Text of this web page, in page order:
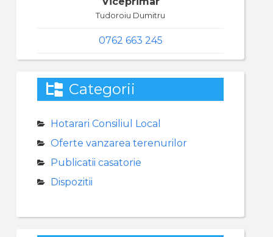
Tudoroiu Dumitru
0762 663 245
Categorii
Hotarari Consiliul Local
Oferte vanzarea terenurilor
Publicatii casatorie
Dispozitii